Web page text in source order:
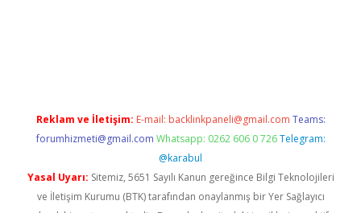
Reklam ve İletişim: E-mail: backlinkpaneli@gmail.com Teams:
forumhizmeti@gmail.com Whatsapp: 0262 606 0 726 Telegram:
@karabul
Yasal Uyarı: Sitemiz, 5651 Sayılı Kanun gereğince Bilgi Teknolojileri
ve İletişim Kurumu (BTK) tarafından onaylanmış bir Yer Sağlayıcı